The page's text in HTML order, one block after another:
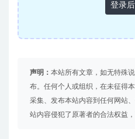
登录
声明： 本站所有文章，如无特殊
布。任何个人或组织，在未征得
采集、发布本站内容到任何网站
站内容侵犯了原著者的合法权益